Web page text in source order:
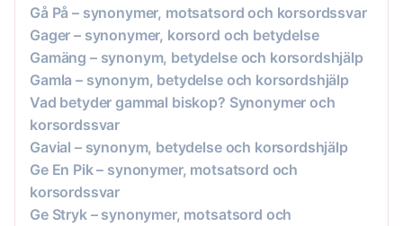
Gå På – synonymer, motsatsord och korsordssvar
Gager – synonymer, korsord och betydelse
Gamäng – synonym, betydelse och korsordshjälp
Gamla – synonym, betydelse och korsordshjälp
Vad betyder gammal biskop? Synonymer och
korsordssvar
Gavial – synonym, betydelse och korsordshjälp
Ge En Pik – synonymer, motsatsord och
korsordssvar
Ge Stryk – synonymer, motsatsord och